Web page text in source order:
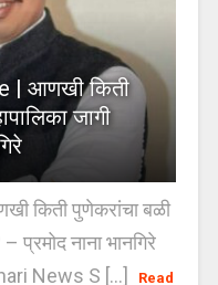
| आणखी किती
जागी
किती पुणेकरांचा बळी
प्रमोद नाना भानगिरे
News S [...]
Read